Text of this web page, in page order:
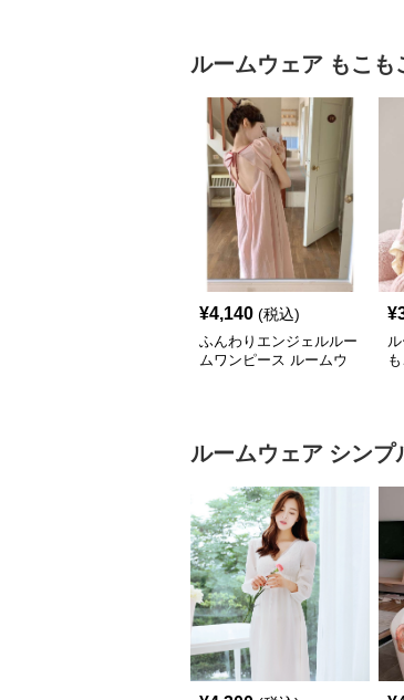
ルームウェア もこも
¥4,140 (税込)
ふんわりエンジェルルー
ムワンピース ルームウ
¥
ルームウェア シンプ